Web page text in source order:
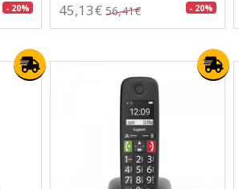
- 20% 45,13€ 56,41€ - 20%